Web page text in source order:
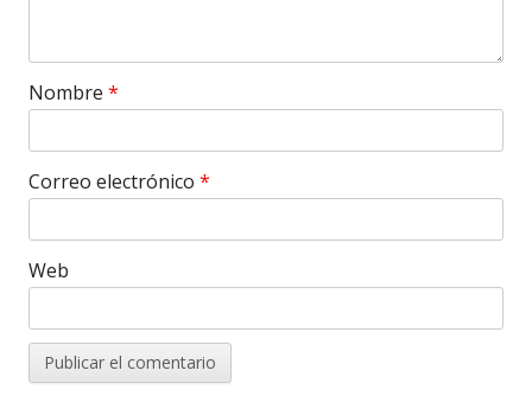
Nombre *
Correo electrónico *
Web